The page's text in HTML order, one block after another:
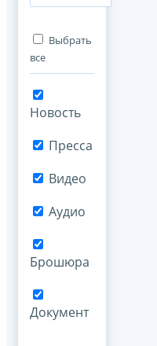
Выбрать
все
Новость
Пресса
Видео
Аудио
Брошюра
Документ